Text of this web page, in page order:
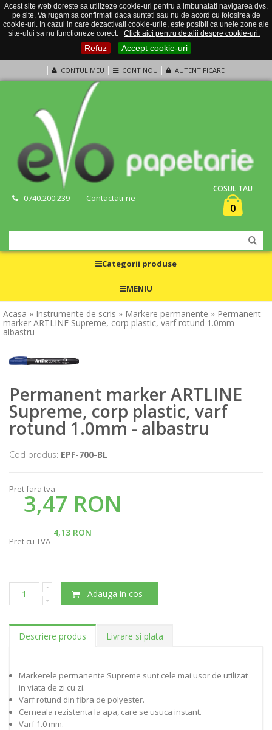
Acest site web doreste sa utilizeze cookie-uri pentru a imbunatati navigarea dvs.
pe site. Va rugam sa confirmati daca sunteti sau nu de acord cu folosirea de
cookie-uri. In cazul in care dezactivati cookie-urile, este posibil ca unele zone ale
site-ului sa nu functioneze corect.
Click aici pentru detalii despre cookie-uri.
Refuz Accept cookie-uri
CONTUL MEU CONT NOU AUTENTIFICARE
0740.200.239 Contactati-ne
COSUL TAU
0
Categorii produse
MENIU
Acasa » Instrumente de scris » Markere permanente » Permanent
marker ARTLINE Supreme, corp plastic, varf rotund 1.0mm -
albastru
Permanent marker ARTLINE
Supreme, corp plastic, varf
rotund 1.0mm - albastru
Cod produs: EPF-700-BL
Pret fara tva
3,47 RON
4,13 RON
Pret cu TVA
Adauga in cos
Descriere produs Livrare si plata
Markerele permanente Supreme sunt cele mai usor de utilizat
in viata de zi cu zi.
Varf rotund din fibra de polyester.
Cerneala rezistenta la apa, care se usuca instant.
Varf 1.0 mm.